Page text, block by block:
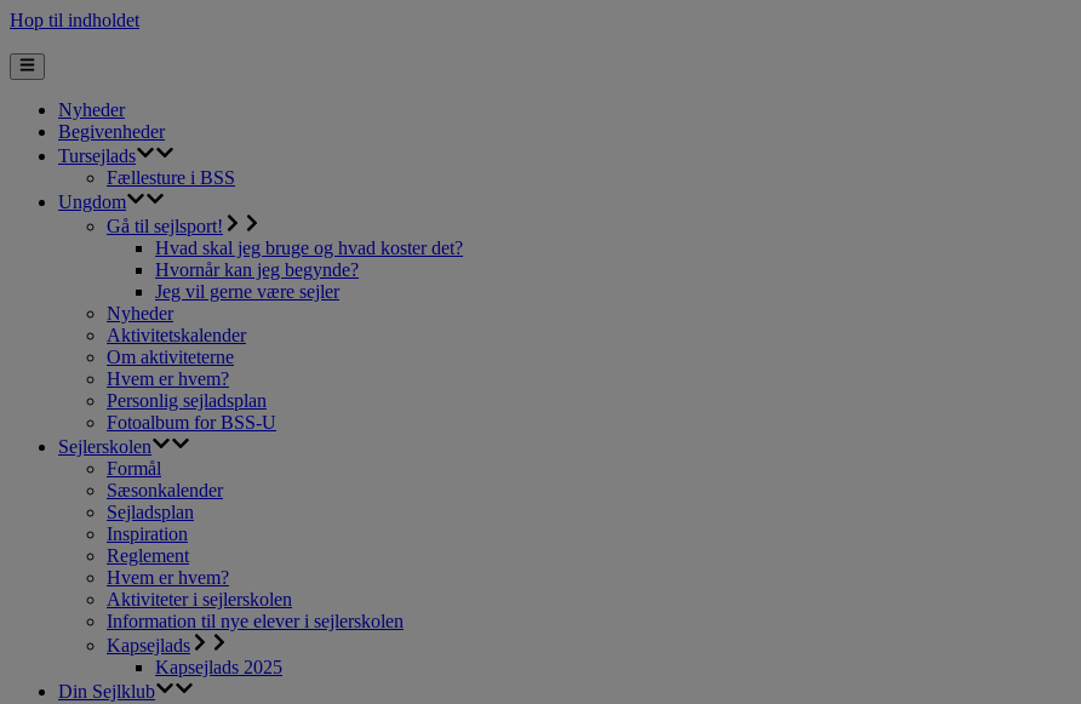
Hop til indholdet
Nyheder
Begivenheder
Tursejlads
Fællesture i BSS
Ungdom
Gå til sejlsport!
Hvad skal jeg bruge og hvad koster det?
Hvornår kan jeg begynde?
Jeg vil gerne være sejler
Nyheder
Aktivitetskalender
Om aktiviteterne
Hvem er hvem?
Personlig sejladsplan
Fotoalbum for BSS-U
Sejlerskolen
Formål
Sæsonkalender
Sejladsplan
Inspiration
Reglement
Hvem er hvem?
Aktiviteter i sejlerskolen
Information til nye elever i sejlerskolen
Kapsejlads
Kapsejlads 2025
Din Sejlklub